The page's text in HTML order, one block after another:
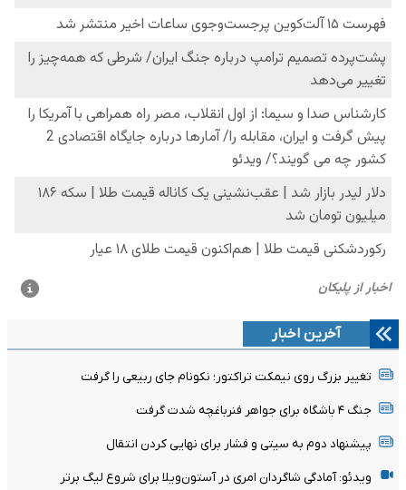
آخرین اخبار
تغییر بزرگ روی نیمکت تراکتور؛ نکونام جای ربیعی را گرفت
جنگ ۴ باشگاه برای جواهر فنرباغچه شدت گرفت
پیشنهاد دوم به سیتی و فشار برای نهایی کردن انتقال
ویدئو: آمادگی شاگردان امری در آستون‌ویلا برای شروع لیگ برتر